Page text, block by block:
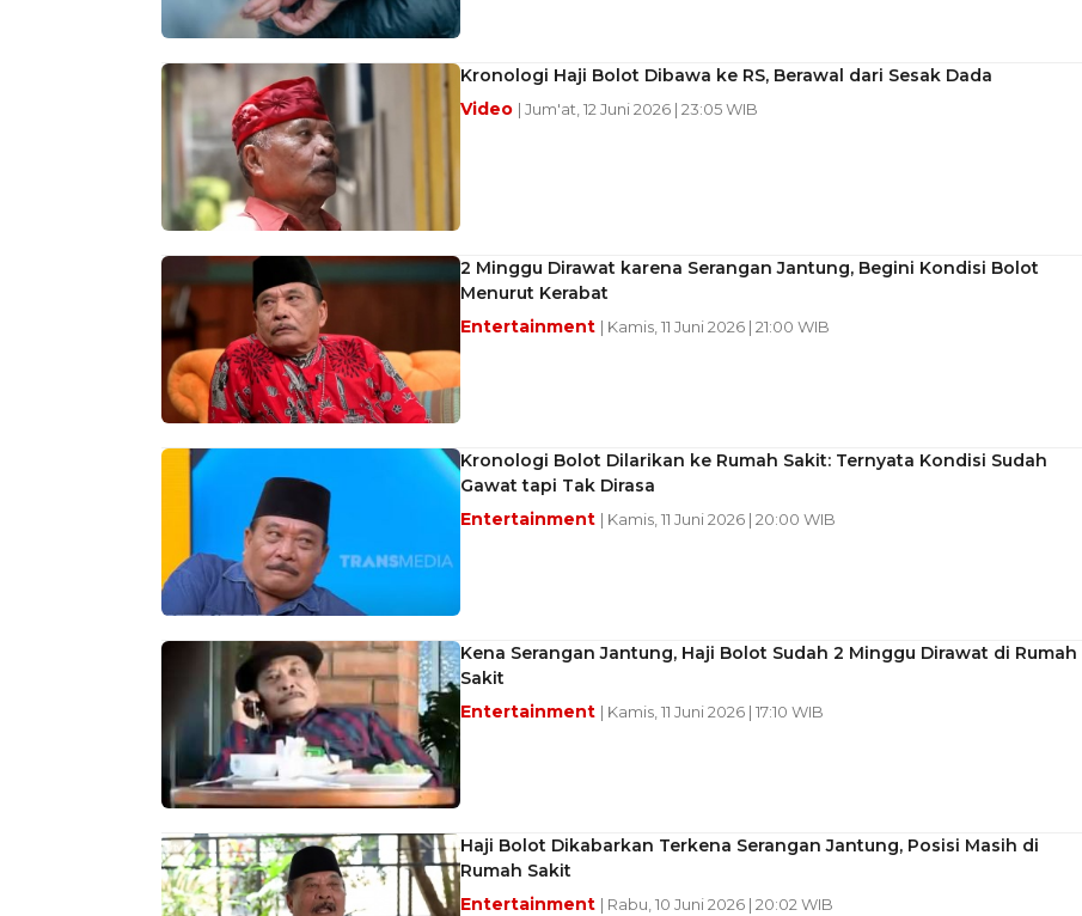
Kronologi Haji Bolot Dibawa ke RS, Berawal dari Sesak Dada
Video | Jum'at, 12 Juni 2026 | 23:05 WIB
2 Minggu Dirawat karena Serangan Jantung, Begini Kondisi Bolot
Menurut Kerabat
Entertainment | Kamis, 11 Juni 2026 | 21:00 WIB
Kronologi Bolot Dilarikan ke Rumah Sakit: Ternyata Kondisi Sudah
Gawat tapi Tak Dirasa
Entertainment | Kamis, 11 Juni 2026 | 20:00 WIB
Kena Serangan Jantung, Haji Bolot Sudah 2 Minggu Dirawat di Rumah
Sakit
Entertainment | Kamis, 11 Juni 2026 | 17:10 WIB
Haji Bolot Dikabarkan Terkena Serangan Jantung, Posisi Masih di
Rumah Sakit
Entertainment | Rabu, 10 Juni 2026 | 20:02 WIB